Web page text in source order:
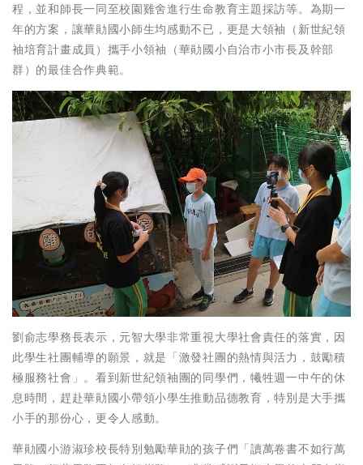
程，並和師長一同至校園雞舍進行生命教育主題採訪等。為期一
年的方案，讓華勛國小師生均感動不已，更是大領袖（新世紀領
袖培育計畫成員）攜手小領袖（華勛國小自治市小市長及幹部
群）的最佳合作典範。
劉俞志學務長表示，元智大學非常重視大學社會責任的落實，因
此學生社團輔導的願景，就是「激發社團的熱情與活力，鼓勵積
極服務社會」。看到新世紀領袖團的同學們，犧牲週一中午的休
息時間，趕赴華勛國小帶領小學生推動品德教育，特別是大手攜
小手的那份心，更令人感動。
華勛國小游淑珍校長特別勉勵華勛的孩子們「讀萬卷書不如行萬